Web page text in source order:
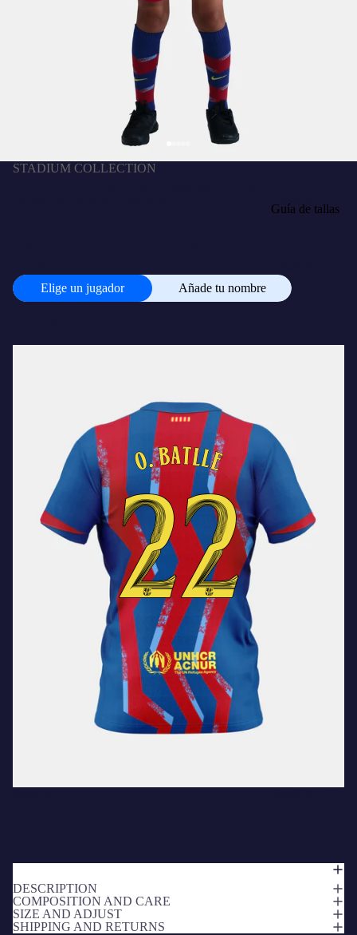
STADIUM COLLECTION
Guía de tallas
Elige un jugador
Añade tu nombre
DESCRIPTION
COMPOSITION AND CARE
SIZE AND ADJUST
SHIPPING AND RETURNS